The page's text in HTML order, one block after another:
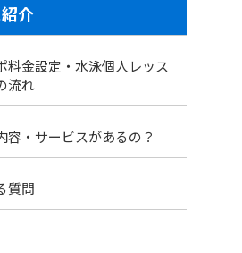
介
料金設定・水泳個人レッス
流れ
容・サービスがあるの？
質問